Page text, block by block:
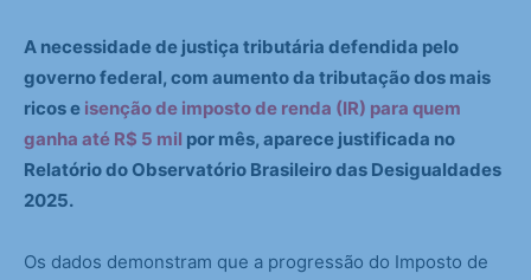
A necessidade de justiça tributária defendida pelo
governo federal, com aumento da tributação dos mais
ricos e isenção de imposto de renda (IR) para quem
ganha até R$ 5 mil por mês, aparece justificada no
Relatório do Observatório Brasileiro das Desigualdades
2025.
Os dados demonstram que a progressão do Imposto de